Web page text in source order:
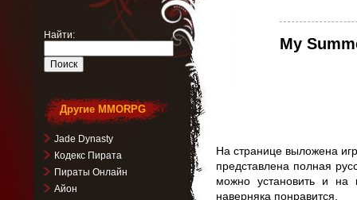
My
На странице выложена
представлена полная
можно установить и на
наверняка понравится.
Найти:
Другие MMORPG
Jade Dynasty
Кодекс Пирата
Пираты Онлайн
Айон